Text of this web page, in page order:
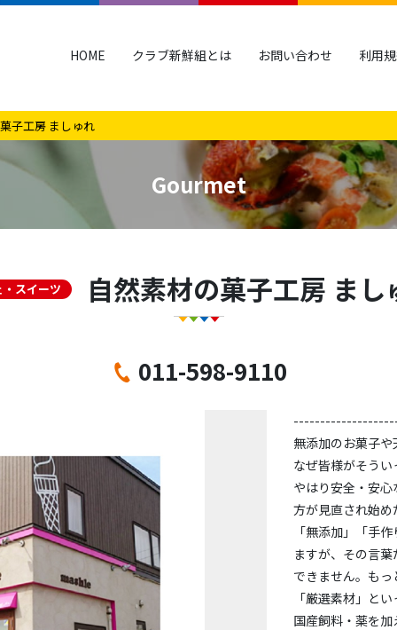
HOME クラブ新鮮組とは お問い合わせ 利用
子工房 ましゅれ
Gourmet
・スイーツ 自然素材の菓子工房 まし
011-598-9110
--------------------
無添加のお菓子
なぜ皆様がそう
やはり安全・安
方が見直され始
「無添加」「手
ますが、その言
できません。も
「厳選素材」と
国産飼料・薬を